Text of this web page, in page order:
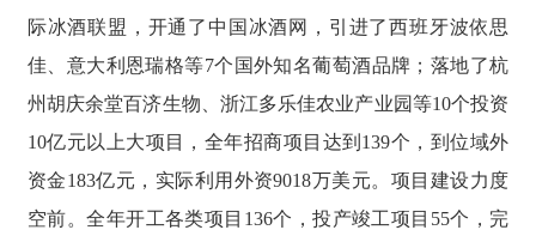
际冰酒联盟，开通了中国冰酒网，引进了西班牙波依思
佳、意大利恩瑞格等7个国外知名葡萄酒品牌；落地了杭
州胡庆余堂百济生物、浙江多乐佳农业产业园等10个投资
10亿元以上大项目，全年招商项目达到139个，到位域外
资金183亿元，实际利用外资9018万美元。项目建设力度
空前。全年开工各类项目136个，投产竣工项目55个，完